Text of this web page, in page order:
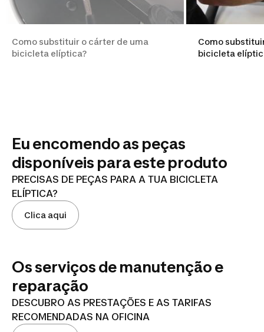
Como substituir o cárter de uma
bicicleta elíptica?
Como
bicicleta
Eu encomendo as peças
disponíveis para este produto
PRECISAS DE PEÇAS PARA A TUA BICICLETA
ELÍPTICA?
Clica aqui
Os serviços de manutenção e
reparação
DESCUBRO AS PRESTAÇÕES E AS TARIFAS
RECOMENDADAS NA OFICINA